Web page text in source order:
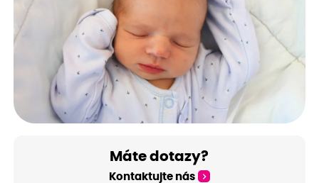
Máte dotazy?
Kontaktujte nás